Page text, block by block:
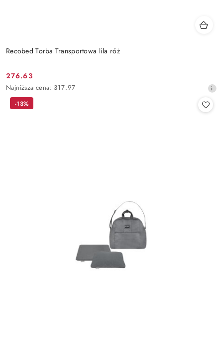
Recobed Torba Transportowa lila róż
Cena
promocyjna:
276.63
Najniższa
cena
Najniższa cena: 317.97
-13%